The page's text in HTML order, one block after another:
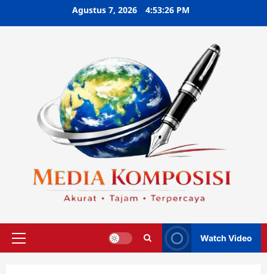
Agustus 7, 2026 4:53:27 PM
Primary
Watch Video